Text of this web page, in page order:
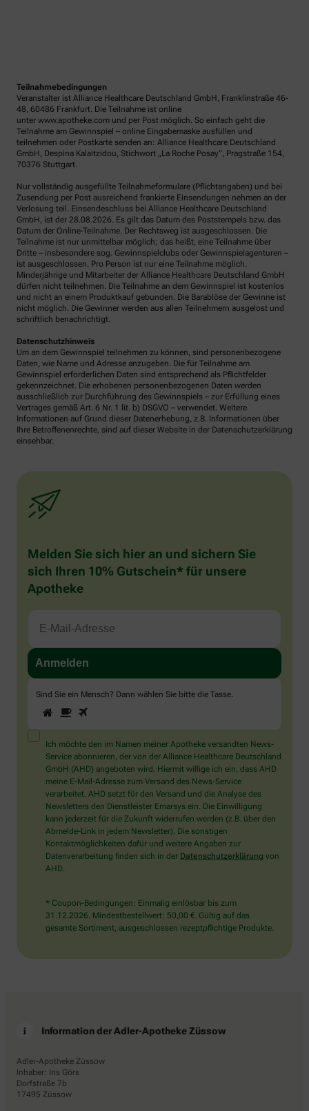
Teilnahmebedingungen
Veranstalter ist Alliance Healthcare Deutschland GmbH, Franklinstraße 46-
48, 60486 Frankfurt. Die Teilnahme ist online
unter www.apotheke.com und per Post möglich. So einfach geht die
Teilnahme am Gewinnspiel – online Eingabemaske ausfüllen und
teilnehmen oder Postkarte senden an: Alliance Healthcare Deutschland
GmbH, Despina Kalaitzidou, Stichwort „La Roche Posay“, Pragstraße 154,
70376 Stuttgart.
Nur vollständig ausgefüllte Teilnahmeformulare (Pflichtangaben) und bei
Zusendung per Post ausreichend frankierte Einsendungen nehmen an der
Verlosung teil. Einsendeschluss bei Alliance Healthcare Deutschland
GmbH, ist der 28.08.2026. Es gilt das Datum des Poststempels bzw. das
Datum der Online-Teilnahme. Der Rechtsweg ist ausgeschlossen. Die
Teilnahme ist nur unmittelbar möglich; das heißt, eine Teilnahme über
Dritte – insbesondere sog. Gewinnspielclubs oder Gewinnspielagenturen –
ist ausgeschlossen. Pro Person ist nur eine Teilnahme möglich.
Minderjährige und Mitarbeiter der Alliance Healthcare Deutschland GmbH
dürfen nicht teilnehmen. Die Teilnahme an dem Gewinnspiel ist kostenlos
und nicht an einem Produktkauf gebunden. Die Barablöse der Gewinne ist
nicht möglich. Die Gewinner werden aus allen Teilnehmern ausgelost und
schriftlich benachrichtigt.
Datenschutzhinweis
Um an dem Gewinnspiel teilnehmen zu können, sind personenbezogene
Daten, wie Name und Adresse anzugeben. Die für Teilnahme am
Gewinnspiel erforderlichen Daten sind entsprechend als Pflichtfelder
gekennzeichnet. Die erhobenen personenbezogenen Daten werden
ausschließlich zur Durchführung des Gewinnspiels – zur Erfüllung eines
Vertrages gemäß Art. 6 Nr. 1 lit. b) DSGVO – verwendet. Weitere
Informationen auf Grund dieser Datenerhebung, z.B. Informationen über
Ihre Betroffenenrechte, sind auf dieser Website in der Datenschutzerklärung
einsehbar.
Melden Sie sich hier an und sichern Sie
sich Ihren 10% Gutschein* für unsere
Apotheke
Sind Sie ein Mensch? Dann wählen Sie bitte die Tasse.
Sind
Sie
ein
Mensch?
Dann
wählen
Sie
bitte
die
Tasse.
1 2
Ich möchte den im Namen meiner Apotheke versandten News-
Service abonnieren, der von der Alliance Healthcare Deutschland
GmbH (AHD) angeboten wird. Hiermit willige ich ein, dass AHD
meine E-Mail-Adresse zum Versand des News-Service
verarbeitet. AHD setzt für den Versand und die Analyse des
Newsletters den Dienstleister Emarsys ein. Die Einwilligung
kann jederzeit für die Zukunft widerrufen werden (z.B. über den
Abmelde-Link in jedem Newsletter). Die sonstigen
Kontaktmöglichkeiten dafür und weitere Angaben zur
Datenverarbeitung finden sich in der Datenschutzerklärung von
AHD.
* Coupon-Bedingungen: Einmalig einlösbar bis zum
31.12.2026. Mindestbestellwert: 50,00 €. Gültig auf das
gesamte Sortiment, ausgeschlossen rezeptpflichtige Produkte.
Information der Adler-Apotheke Züssow
Adler-Apotheke Züssow
Inhaber: Iris Görs
Dorfstraße 7b
17495 Züssow